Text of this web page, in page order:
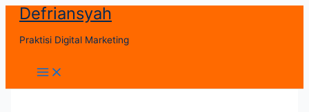
Skip
content
Defriansyah
Praktisi Digital Marketing
Main
Menu